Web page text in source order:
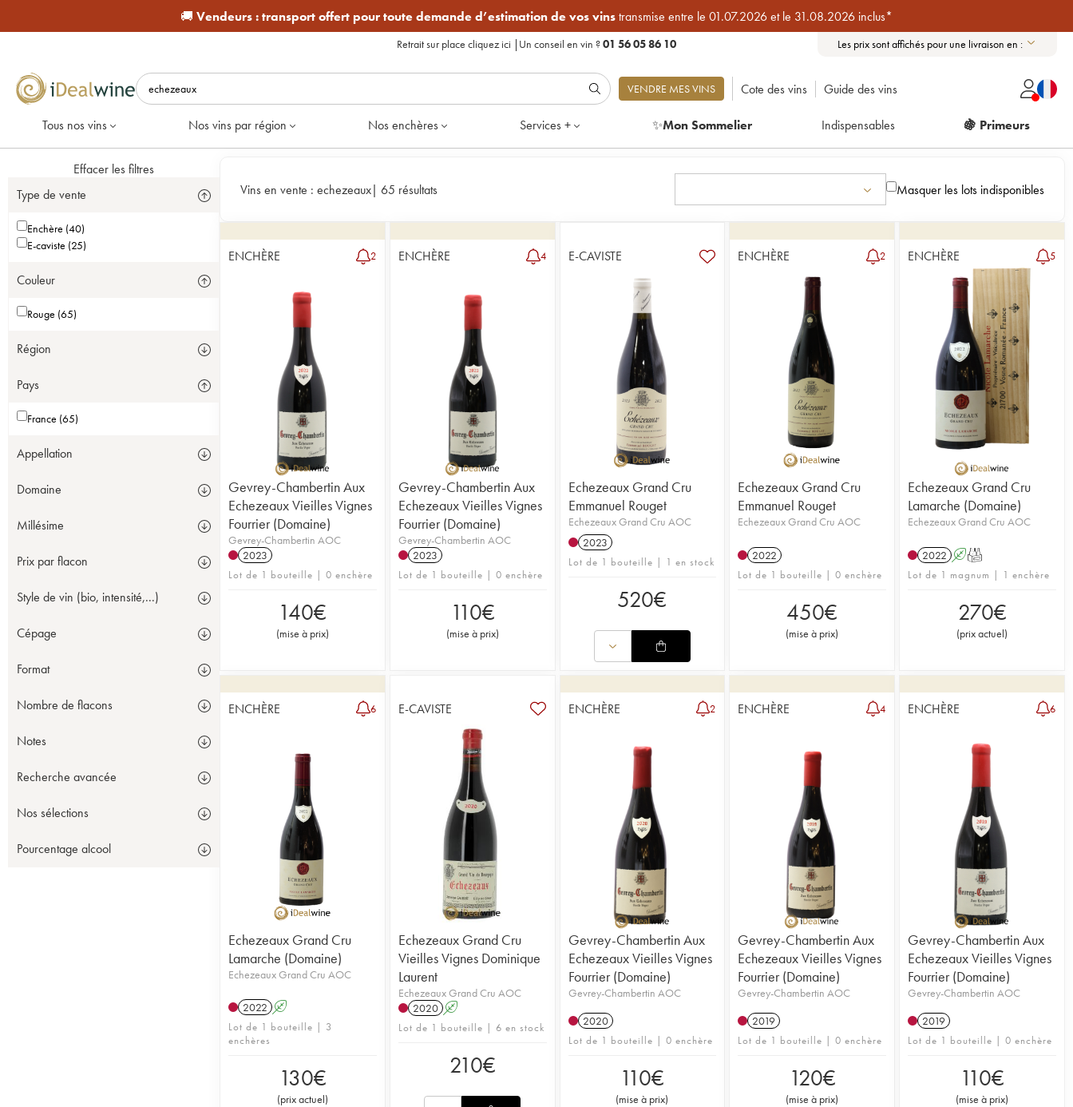
🚚 Vendeurs :transport offert pour toute demande d’estimation de vos vinstransmise entre le 01.07.2026 et le 31.08.2026 inclus*
Retrait sur place cliquez ici | Un conseil en vin ?01 56 05 86 10 Les prix sont affichés pour une livraison en :
VENDRE MES VINS Cote des vins Guide des vins
Tous nos vins Nos vins par région Nos enchères Services + ✨Mon Sommelier Indispensables 🍇 Primeurs
Effacer les filtres
Type de vente
Enchère (40)
E-caviste (25)
Couleur
Rouge (65)
Région
Pays
France (65)
Appellation
Domaine
Millésime
Prix par flacon
Style de vin (bio, intensité,...)
Cépage
Format
Nombre de flacons
Notes
Recherche avancée
Nos sélections
Pourcentage alcool
Vins en vente : echezeaux| 65 résultats Masquer les lots indisponibles
ENCHÈRE 2
Gevrey-Chambertin Aux
Echezeaux Vieilles Vignes
Fourrier (Domaine)
Gevrey-Chambertin AOC
2023
Lot de 1 bouteille | 0 enchère
140€
(mise à prix)
ENCHÈRE 4
Gevrey-Chambertin Aux
Echezeaux Vieilles Vignes
Fourrier (Domaine)
Gevrey-Chambertin AOC
2023
Lot de 1 bouteille | 0 enchère
110€
(mise à prix)
E-CAVISTE
Echezeaux Grand Cru
Emmanuel Rouget
Echezeaux Grand Cru AOC
2023
Lot de 1 bouteille | 1 en stock
520€
ENCHÈRE 2
Echezeaux Grand Cru
Emmanuel Rouget
Echezeaux Grand Cru AOC
2022
Lot de 1 bouteille | 0 enchère
450€
(mise à prix)
ENCHÈRE 5
Echezeaux Grand Cru
Lamarche (Domaine)
Echezeaux Grand Cru AOC
2022 AT
Lot de 1 magnum | 1 enchère
270€
(prix actuel)
ENCHÈRE 6
Echezeaux Grand Cru
Lamarche (Domaine)
Echezeaux Grand Cru AOC
2022 A
Lot de 1 bouteille | 3
enchères
130€
(prix actuel)
E-CAVISTE
Echezeaux Grand Cru
Vieilles Vignes Dominique
Laurent
Echezeaux Grand Cru AOC
2020 A
Lot de 1 bouteille | 6 en stock
210€
ENCHÈRE 2
Gevrey-Chambertin Aux
Echezeaux Vieilles Vignes
Fourrier (Domaine)
Gevrey-Chambertin AOC
2020
Lot de 1 bouteille | 0 enchère
110€
(mise à prix)
ENCHÈRE 4
Gevrey-Chambertin Aux
Echezeaux Vieilles Vignes
Fourrier (Domaine)
Gevrey-Chambertin AOC
2019
Lot de 1 bouteille | 0 enchère
120€
(mise à prix)
ENCHÈRE 6
Gevrey-Chambertin Aux
Echezeaux Vieilles Vignes
Fourrier (Domaine)
Gevrey-Chambertin AOC
2019
Lot de 1 bouteille | 0 enchère
110€
(mise à prix)